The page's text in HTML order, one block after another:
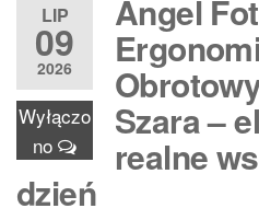
LIP
09
2026
Wyłączo
no
Angel
Szara –
realne
dzień